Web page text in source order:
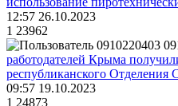
12:57 26.10.2023
1 23962
работодателей Крыма
республиканского Отделения
09:57 19.10.2023
1 24873